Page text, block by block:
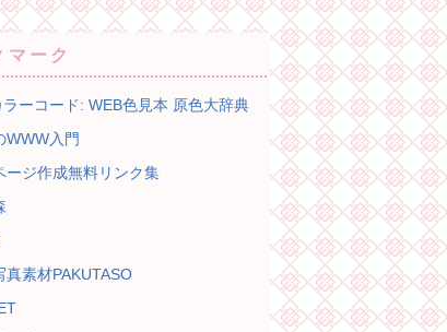
マーク
ーコード: WEB色見本 原色大辞典
WWW入門
ージ作成無料リンク集
真素材PAKUTASO